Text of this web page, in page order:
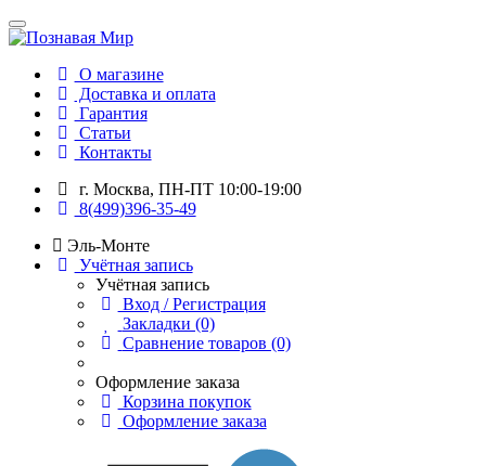
О магазине
Доставка и оплата
Гарантия
Статьи
Контакты
г. Москва, ПН-ПТ 10:00-19:00
8(499)396-35-49
Эль-Монте
Учётная запись
Учётная запись
Вход / Регистрация
Закладки (0)
Сравнение товаров (0)
Оформление заказа
Корзина покупок
Оформление заказа